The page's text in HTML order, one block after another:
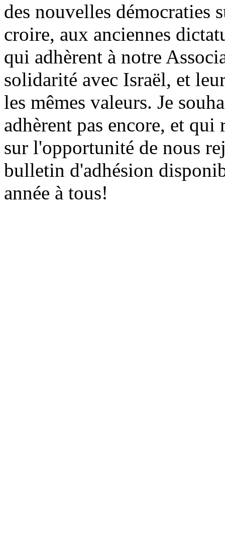
des nouvelles démocraties
croire, aux anciennes
qui adhèrent à notre
solidarité avec Israël, et
les mêmes valeurs. Je
adhèrent pas encore, et
sur l'opportunité de nous
bulletin d'adhésion
année à tous!